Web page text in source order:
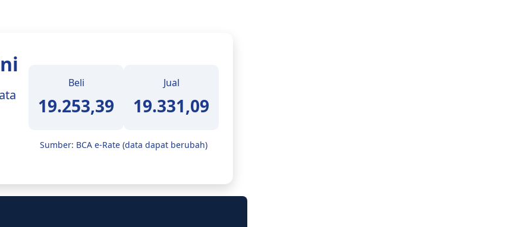
Beli
19.253,39
Jual
19.331,09
Sumber: BCA e-Rate (data dapat berubah)